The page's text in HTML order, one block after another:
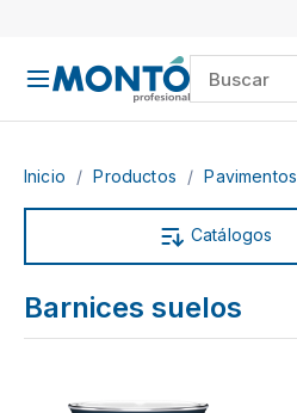
Inicio / Productos / Pavimentos
Catálogos
Barnices suelos